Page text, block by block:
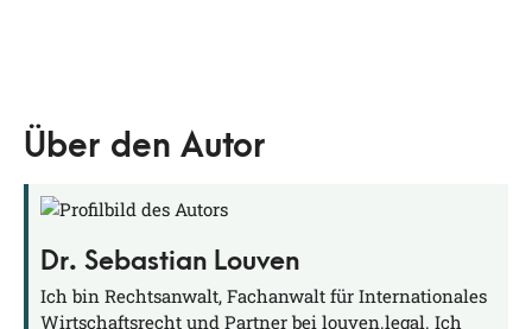
Über den Autor
Dr. Sebastian Louven
Ich bin Rechtsanwalt, Fachanwalt für Internationales
Wirtschaftsrecht und Partner bei louven.legal. Ich